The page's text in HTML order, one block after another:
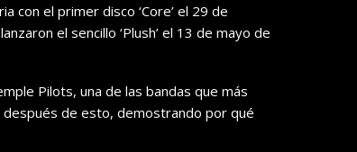
con el primer disco ‘Core’ el 29 de
el sencillo ‘Plush’ el 13 de mayo de
Pilots, una de las bandas que más
de esto, demostrando por qué